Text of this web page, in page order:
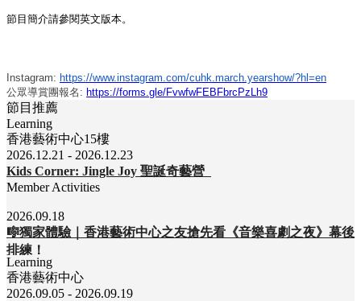
節目簡介請參閱英文版本。
Instagram: https://www.instagram.com/cuhk.march.yearshow/?hl=en
公眾導賞團報名: https://forms.gle/FvwfwFEBFbrcPzLh9
節目推薦
Learning
香港藝術中心15樓
2026.12.21 - 2026.12.23
Kids Corner: Jingle Joy 聖誕奇藝營
Member Activities
2026.09.18
🎼獨家體驗｜香港藝術中心之友搶先看《音樂喜劇之夜》幕後
排練！
Learning
香港藝術中心
2026.09.05 - 2026.09.19